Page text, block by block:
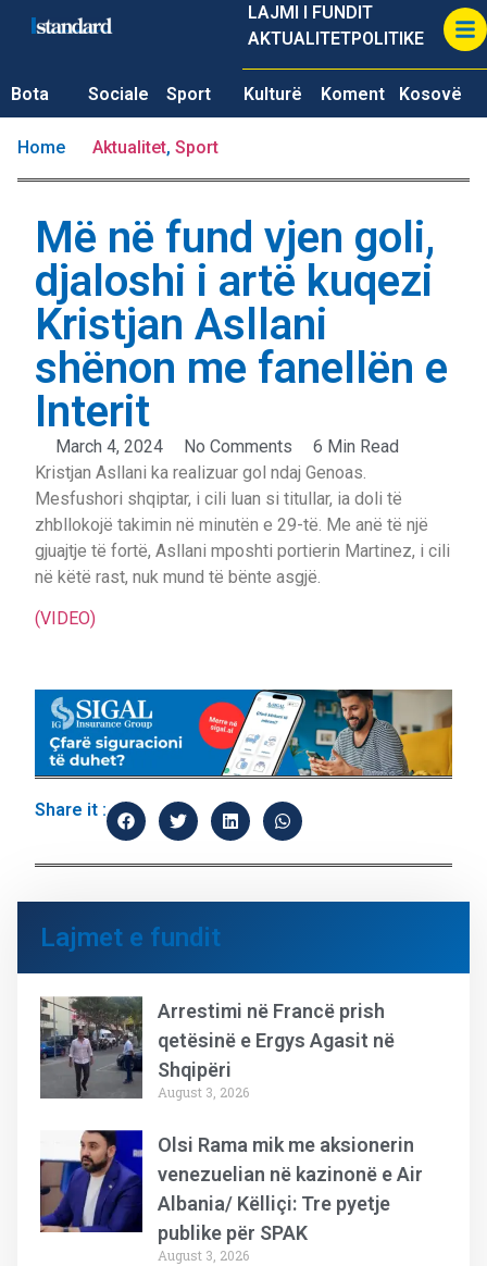
LAJMI I FUNDIT
AKTUALITETPOLITIKE
Bota Sociale Sport Kulturë Koment Kosovë
Home Aktualitet, Sport
Më në fund vjen goli,
djaloshi i artë kuqezi
Kristjan Asllani
shënon me fanellën e
Interit
March 4, 2024 No Comments
6 Min Read
Kristjan Asllani ka realizuar gol ndaj Genoas.
Mesfushori shqiptar, i cili luan si titullar, ia doli të
zhbllokojë takimin në minutën e 29-të. Me anë të një
gjuajtje të fortë, Asllani mposhti portierin Martinez, i cili
në këtë rast, nuk mund të bënte asgjë.
(VIDEO)
Share it :
Lajmet e fundit
Arrestimi në Francë prish
qetësinë e Ergys Agasit në
Shqipëri
August 3, 2026
Olsi Rama mik me aksionerin
venezuelian në kazinonë e Air
Albania/ Këlliçi: Tre pyetje
publike për SPAK
August 3, 2026